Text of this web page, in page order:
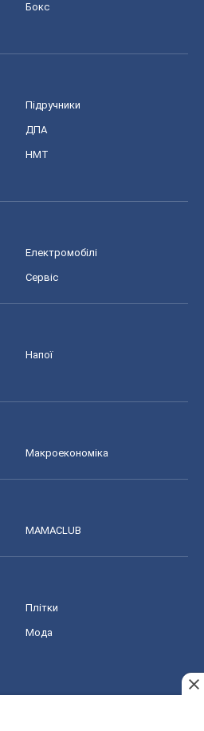
Бокс
Підручники
ДПА
НМТ
Електромобілі
Сервіс
Напої
Макроекономіка
MAMACLUB
Плітки
Мода